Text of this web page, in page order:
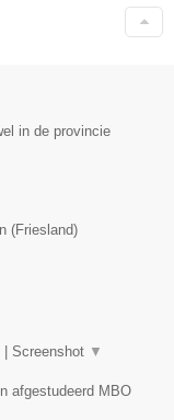
in de provincie
(Friesland)
Screenshot ▼
afgestudeerd MBO